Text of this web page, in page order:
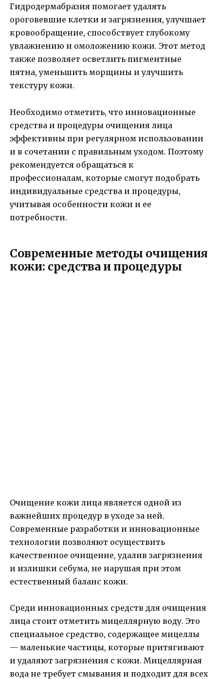
Гидродермабразия помогает удалять
ороговевшие клетки и загрязнения, улучшает
кровообращение, способствует глубокому
увлажнению и омоложению кожи. Этот метод
также позволяет осветлить пигментные
пятна, уменьшить морщины и улучшить
текстуру кожи.
Необходимо отметить, что инновационные
средства и процедуры очищения лица
эффективны при регулярном использовании
и в сочетании с правильным уходом. Поэтому
рекомендуется обращаться к
профессионалам, которые смогут подобрать
индивидуальные средства и процедуры,
учитывая особенности кожи и ее
потребности.
Современные методы очищения
кожи: средства и процедуры
Очищение кожи лица является одной из
важнейших процедур в уходе за ней.
Современные разработки и инновационные
технологии позволяют осуществить
качественное очищение, удалив загрязнения
и излишки себума, не нарушая при этом
естественный баланс кожи.
Среди инновационных средств для очищения
лица стоит отметить мицеллярную воду. Это
специальное средство, содержащее мицеллы
— маленькие частицы, которые притягивают
и удаляют загрязнения с кожи. Мицеллярная
вода не требует смывания и подходит для всех